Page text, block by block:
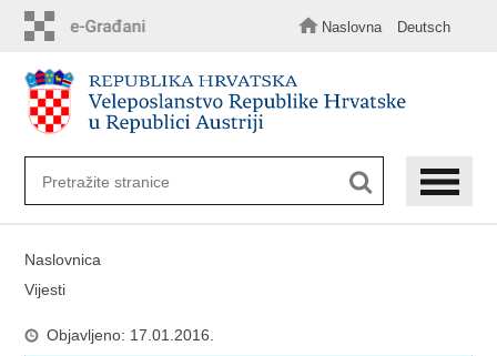
sadržaj
Naslovna Deutsch
Naslovnica
Vijesti
Objavljeno: 17.01.2016.